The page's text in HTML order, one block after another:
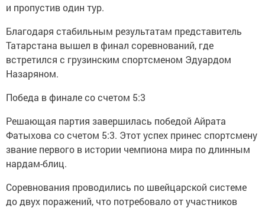
и пропустив один тур.
Благодаря стабильным результатам представитель
Татарстана вышел в финал соревнований, где
встретился с грузинским спортсменом Эдуардом
Назаряном.
Победа в финале со счетом 5:3
Решающая партия завершилась победой Айрата
Фатыхова со счетом 5:3. Этот успех принес спортсмену
звание первого в истории чемпиона мира по длинным
нардам-блиц.
Соревнования проводились по швейцарской системе
до двух поражений, что потребовало от участников